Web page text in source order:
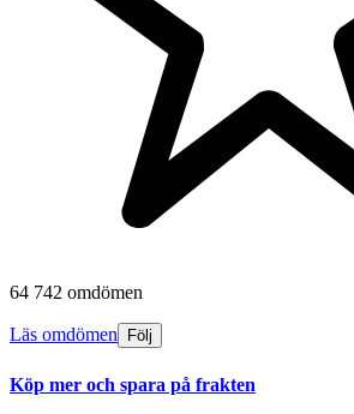
64 742 omdömen
Läs omdömen Följ
Köp mer och spara på frakten